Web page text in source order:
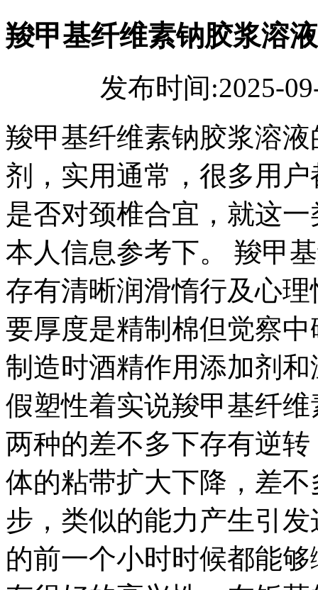
羧甲基纤维素钠胶浆溶
发布时间:2025-
羧甲基纤维素钠胶浆溶
剂，实用通常，很多用
是否对颈椎合宜，就这
本人信息参考下。 羧甲
存有清晰润滑惰行及心
要厚度是精制棉但觉察
制造时酒精作用添加剂
假塑性着实说羧甲基纤
两种的差不多下存有逆
体的粘带扩大下降，差
步，类似的能力产生引
的前一个小时时候都能